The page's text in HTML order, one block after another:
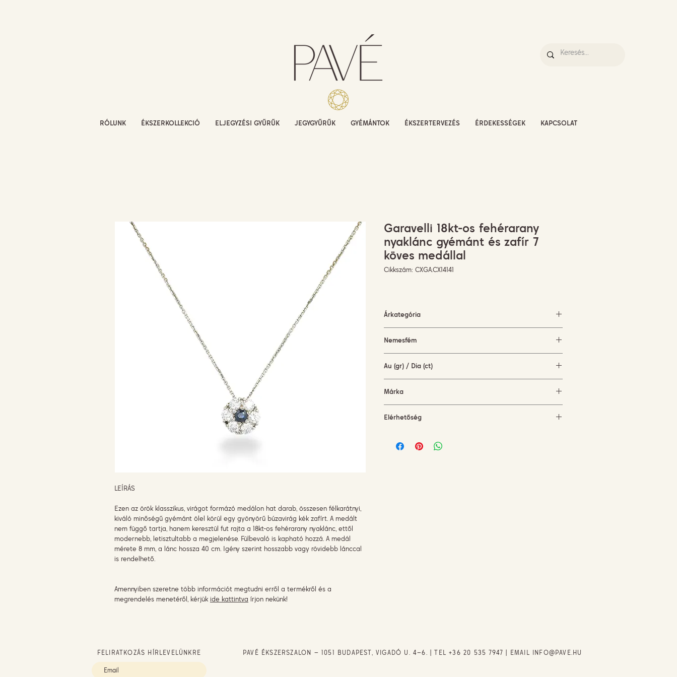
RÓLUNK ÉKSZERKOLLEKCIÓ ELJEGYZÉSI GYŰRŰK JEGYGYŰRŰK GYÉMÁNTOK ÉKSZERTERVEZÉS ÉRDEKESSÉGEK KAPCSOLAT
LEÍRÁS
Ezen az örök klasszikus, virágot formázó medálon hat darab, összesen félkarátnyi,
kiváló minőségű gyémánt ölel körül egy gyönyörű búzavirág kék zafírt. A medált
nem függő tartja, hanem keresztül fut rajta a 18kt-os fehérarany nyaklánc, ettől
modernebb, letisztultabb a megjelenése. Fülbevaló is kapható hozzá. A medál
mérete 8 mm, a lánc hossza 40 cm. Igény szerint hosszabb vagy rövidebb lánccal
is rendelhető.
Amennyiben szeretne több információt megtudni erről a termékről és a
megrendelés menetéről, kérjük ide kattintva írjon nekünk!
Garavelli 18kt-os fehérarany
nyaklánc gyémánt és zafír 7
köves medállal
Cikkszám: CXGA.CX14141
Árkategória
Nemesfém
Au (gr) / Dia (ct)
Márka
Elérhetőség
FELIRATKOZÁS HÍRLEVELÜNKRE PAVÉ ÉKSZERSZALON – 1051 BUDAPEST, VIGADÓ U. 4–6. | TEL+36 20 535 7947 | EMAIL INFO@PAVE.HU